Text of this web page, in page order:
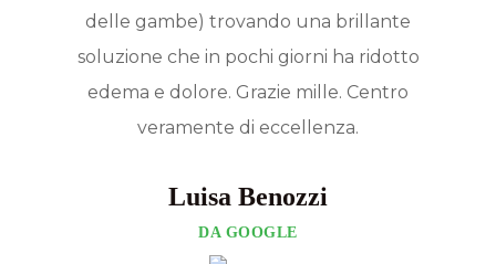
delle gambe) trovando una brillante
soluzione che in pochi giorni ha ridotto
edema e dolore. Grazie mille. Centro
veramente di eccellenza.
Luisa Benozzi
DA GOOGLE